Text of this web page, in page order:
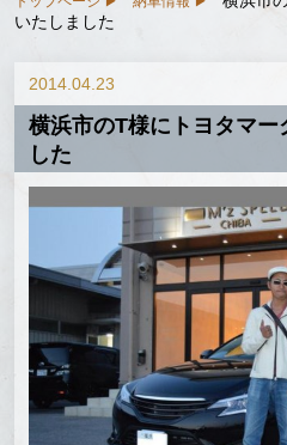
いたしました
2014.04.23
横浜市のT様にトヨタマー
した